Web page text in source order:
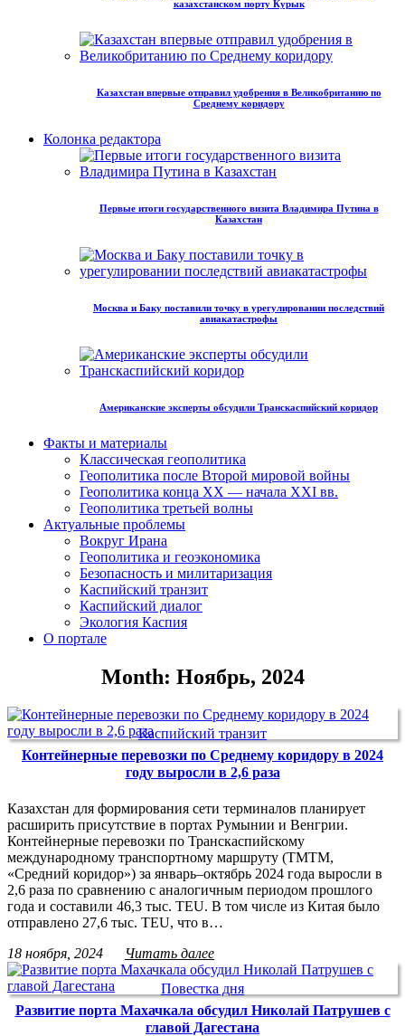
казахстанском порту Курык
Казахстан впервые отправил удобрения в Великобританию по
Среднему коридору
Колонка редактора
Первые итоги государственного визита Владимира Путина в
Казахстан
Москва и Баку поставили точку в урегулировании последствий
авиакатастрофы
Американские эксперты обсудили Транскаспийский коридор
Факты и материалы
Классическая геополитика
Геополитика после Второй мировой войны
Геополитика конца XX — начала XXI вв.
Геополитика третьей волны
Актуальные проблемы
Вокруг Ирана
Геополитика и геоэкономика
Безопасность и милитаризация
Каспийский транзит
Каспийский диалог
Экология Каспия
О портале
Month: Ноябрь, 2024
Каспийский транзит
Контейнерные перевозки по Среднему коридору в 2024
году выросли в 2,6 раза
Казахстан для формирования сети терминалов планирует
расширить присутствие в портах Румынии и Венгрии.
Контейнерные перевозки по Транскаспийскому
международному транспортному маршруту (ТМТМ,
«Средний коридор») за январь‒октябрь 2024 года выросли в
2,6 раза по сравнению с аналогичным периодом прошлого
года и составили 46,3 тыс. TEU. В том числе из Китая было
отправлено 27,6 тыс. TEU, что в…
18 ноября, 2024
Читать далее
Повестка дня
Развитие порта Махачкала обсудил Николай Патрушев с
главой Дагестана